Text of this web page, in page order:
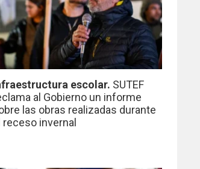
escolar. SUTEF
al Gobierno un informe
las obras realizadas durante
receso invernal